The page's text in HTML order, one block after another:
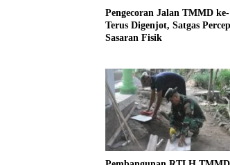
Pengecoran Jalan TMMD ke-
Terus Digenjot, Satgas
Sasaran Fisik